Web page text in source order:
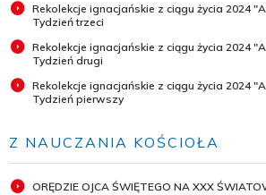
Rekolekcje ignacjańskie z ciągu życia 2024
Tydzień trzeci
Rekolekcje ignacjańskie z ciągu życia 2024
Tydzień drugi
Rekolekcje ignacjańskie z ciągu życia 2024
Tydzień pierwszy
Z NAUCZANIA KOŚCIOŁA
ORĘDZIE OJCA ŚWIĘTEGO NA XXX